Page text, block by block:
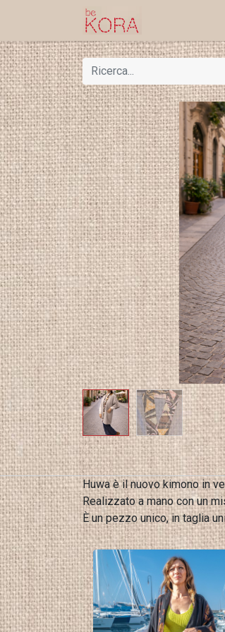
Huwa è il nuovo kimono in
Realizzato a mano con un
È un pezzo unico, in taglia